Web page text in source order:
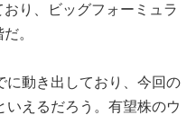
り、ビッグフォーミュラ
。
に動き出しており、今回の
いえるだろう。有望株のウ